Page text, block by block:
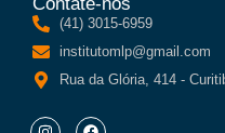
Contate-nos
(41) 3015-6959
institutomlp@gmail.com
Rua da Glória, 414 -